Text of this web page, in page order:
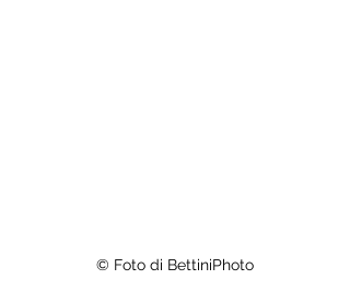
© Foto di BettiniPhoto